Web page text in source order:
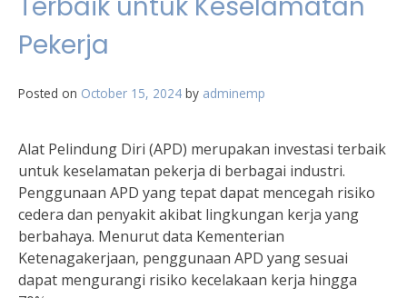
Pekerja
Posted on October 15, 2024 by adminemp
Alat Pelindung Diri (APD) merupakan investasi terbaik
untuk keselamatan pekerja di berbagai industri.
Penggunaan APD yang tepat dapat mencegah risiko
cedera dan penyakit akibat lingkungan kerja yang
berbahaya. Menurut data Kementerian
Ketenagakerjaan, penggunaan APD yang sesuai
dapat mengurangi risiko kecelakaan kerja hingga